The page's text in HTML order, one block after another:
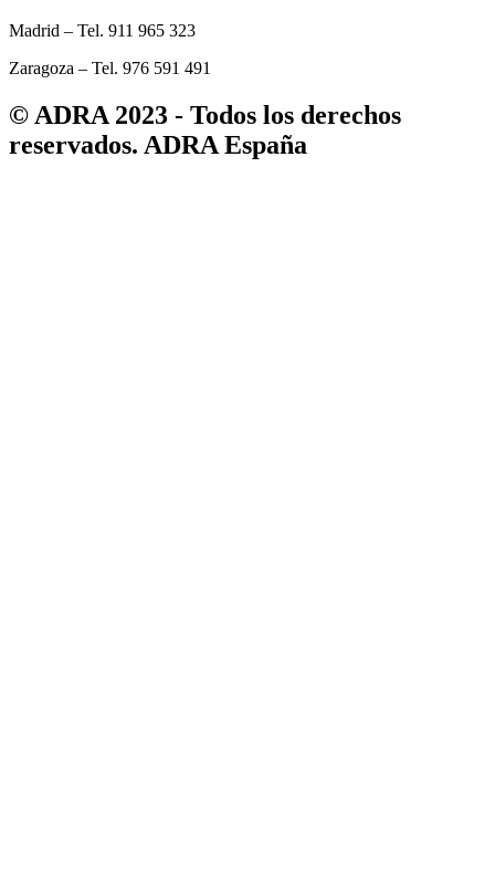
Madrid – Tel. 911 965 323
Zaragoza – Tel. 976 591 491
© ADRA 2023 - Todos los derechos
reservados. ADRA España